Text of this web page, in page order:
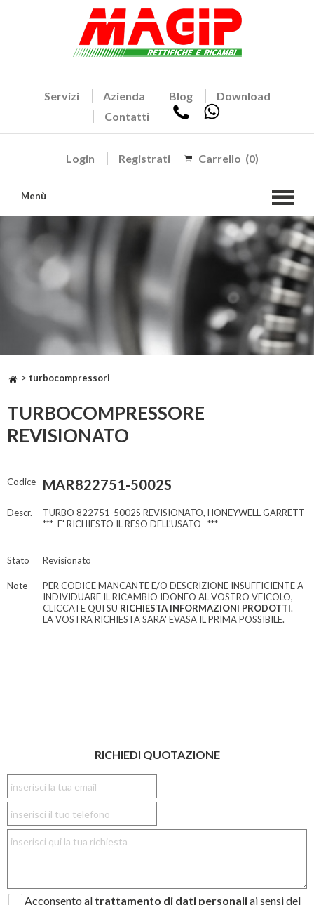
Servizi Azienda Blog
Download
Contatti
Login Registrati Carrello (0)
Menù
> turbocompressori
TURBOCOMPRESSORE
REVISIONATO
Codice MAR822751-5002S
Descr.
TURBO 822751-5002S REVISIONATO, HONEYWELL GARRETT
*** E' RICHIESTO IL RESO DELL'USATO ***
Stato Revisionato
Note
PER CODICE MANCANTE E/O DESCRIZIONE INSUFFICIENTE A
INDIVIDUARE IL RICAMBIO IDONEO AL VOSTRO VEICOLO,
CLICCATE QUI SU RICHIESTA INFORMAZIONI PRODOTTI.
LA VOSTRA RICHIESTA SARA' EVASA IL PRIMA POSSIBILE.
RICHIEDI QUOTAZIONE
Acconsento al trattamento di dati personaliai sensi del